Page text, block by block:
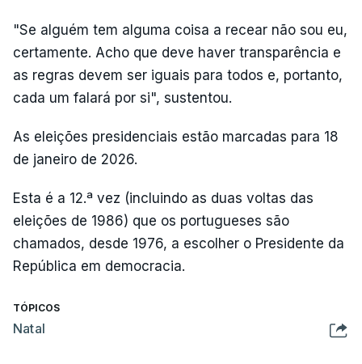
"Se alguém tem alguma coisa a recear não sou eu,
certamente. Acho que deve haver transparência e
as regras devem ser iguais para todos e, portanto,
cada um falará por si", sustentou.
As eleições presidenciais estão marcadas para 18
de janeiro de 2026.
Esta é a 12.ª vez (incluindo as duas voltas das
eleições de 1986) que os portugueses são
chamados, desde 1976, a escolher o Presidente da
República em democracia.
TÓPICOS
Natal